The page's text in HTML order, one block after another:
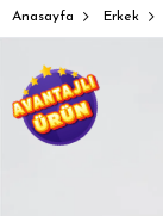
Anasayfa Erkek